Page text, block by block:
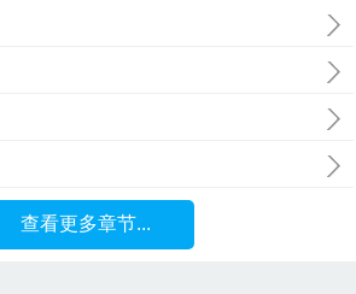
查看更多章节...